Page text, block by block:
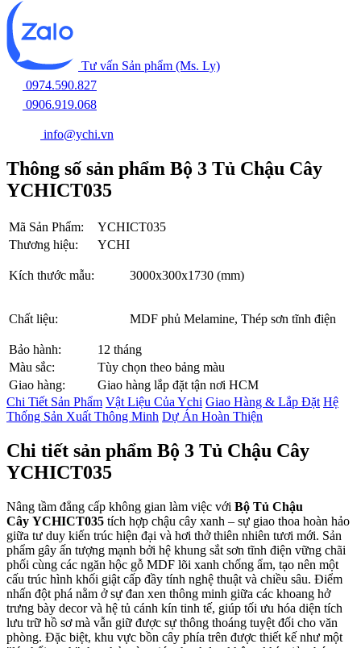
Tư vấn Sản phẩm (Ms. Ly)
0974.590.827
0906.919.068
info@ychi.vn
Thông số sản phẩm Bộ 3 Tủ Chậu Cây
YCHICT035
Mã Sản Phẩm:
YCHICT035
Thương hiệu:
YCHI
Kích thước mẫu: 3000x300x1730 (mm)
Chất liệu: MDF phủ Melamine, Thép sơn tĩnh điện
Bảo hành:
12 tháng
Màu sắc:
Tùy chọn theo bảng màu
Giao hàng:
Giao hàng lắp đặt tận nơi HCM
Chi Tiết Sản Phẩm Vật Liệu Của Ychi Giao Hàng & Lắp Đặt Hệ
Thống Sản Xuất Thông Minh Dự Án Hoàn Thiện
Chi tiết sản phẩm Bộ 3 Tủ Chậu Cây
YCHICT035
Nâng tầm đẳng cấp không gian làm việc với Bộ Tủ Chậu
Cây YCHICT035 tích hợp chậu cây xanh – sự giao thoa hoàn hảo
giữa tư duy kiến trúc hiện đại và hơi thở thiên nhiên tươi mới. Sản
phẩm gây ấn tượng mạnh bởi hệ khung sắt sơn tĩnh điện vững chãi
phối cùng các ngăn hộc gỗ MDF lõi xanh chống ẩm, tạo nên một
cấu trúc hình khối giật cấp đầy tính nghệ thuật và chiều sâu. Điểm
nhấn đột phá nằm ở sự đan xen thông minh giữa các khoang hở
trưng bày decor và hệ tủ cánh kín tinh tế, giúp tối ưu hóa diện tích
lưu trữ hồ sơ mà vẫn giữ được sự thông thoáng tuyệt đối cho văn
phòng. Đặc biệt, khu vực bồn cây phía trên được thiết kế như một